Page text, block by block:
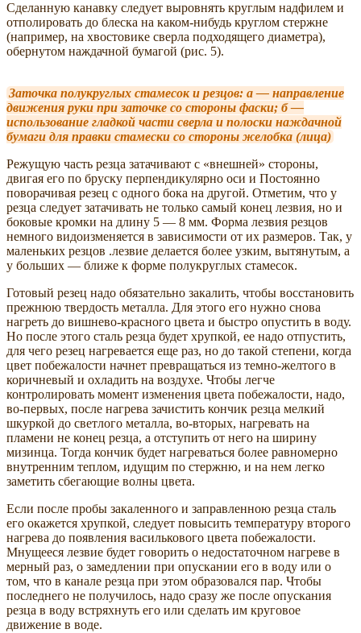
Сделанную канавку следует выровнять круглым надфилем и
отполировать до блеска на каком-нибудь круглом стержне
(например, на хвостовике сверла подходящего диаметра),
обернутом наждачной бумагой (рис. 5).
Заточка полукруглых стамесок и резцов: а — направление
движения руки при заточке со стороны фаски; б —
использование гладкой части сверла и полоски наждачной
бумаги для правки стамески со стороны желобка (лица)
Режущую часть резца затачивают с «внешней» стороны,
двигая его по бруску перпендикулярно оси и Постоянно
поворачивая резец с одного бока на другой. Отметим, что у
резца следует затачивать не только самый конец лезвия, но и
боковые кромки на длину 5 — 8 мм. Форма лезвия резцов
немного видоизменяется в зависимости от их размеров. Так, у
маленьких резцов .лезвие делается более узким, вытянутым, а
у больших — ближе к форме полукруглых стамесок.
Готовый резец надо обязательно закалить, чтобы восстановить
прежнюю твердость металла. Для этого его нужно снова
нагреть до вишнево-красного цвета и быстро опустить в воду.
Но после этого сталь резца будет хрупкой, ее надо отпустить,
для чего резец нагревается еще раз, но до такой степени, когда
цвет побежалости начнет превращаться из темно-желтого в
коричневый и охладить на воздухе. Чтобы легче
контролировать момент изменения цвета побежалости, надо,
во-первых, после нагрева зачистить кончик резца мелкий
шкуркой до светлого металла, во-вторых, нагревать на
пламени не конец резца, а отступить от него на ширину
мизинца. Тогда кончик будет нагреваться более равномерно
внутренним теплом, идущим по стержню, и на нем легко
заметить сбегающие волны цвета.
Если после пробы закаленного и заправленною резца сталь
его окажется хрупкой, следует повысить температуру второго
нагрева до появления василькового цвета побежалости.
Мнущееся лезвие будет говорить о недостаточном нагреве в
мерный раз, о замедлении при опускании его в воду или о
том, что в канале резца при этом образовался пар. Чтобы
последнего не получилось, надо сразу же после опускания
резца в воду встряхнуть его или сделать им круговое
движение в воде.